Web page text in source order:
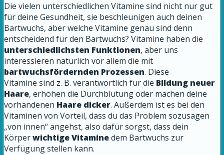
Die vielen unterschiedlichen Vitamine sind nicht nur gut
für deine Gesundheit, sie beschleunigen auch deinen
Bartwuchs, aber welche Vitamine genau sind denn
entscheidend für den Bartwuchs? Vitamine haben die
unterschiedlichsten Funktionen, aber uns
interessieren natürlich vor allem die mit
bartwuchsfördernden Prozessen. Diese
Vitamine sind z. B. verantwortlich für die Bildung neuer
Haare, erhöhen die Durchblutung oder machen deine
vorhandenen Haare dicker. Außerdem ist es bei den
Vitaminen von Vorteil, dass du das Problem sozusagen
„von innen“ angehst, also dafür sorgst, dass dein
Körperwichtige Vitaminedem Bartwuchs zur
Verfügung stellen kann.